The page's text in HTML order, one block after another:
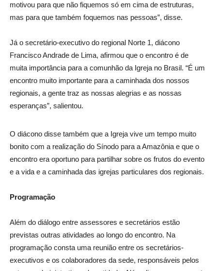
motivou para que não fiquemos só em cima de estruturas,
mas para que também foquemos nas pessoas”, disse.
Já o secretário-executivo do regional Norte 1, diácono
Francisco Andrade de Lima, afirmou que o encontro é de
muita importância para a comunhão da Igreja no Brasil. “É um
encontro muito importante para a caminhada dos nossos
regionais, a gente traz as nossas alegrias e as nossas
esperanças”, salientou.
O diácono disse também que a Igreja vive um tempo muito
bonito com a realização do Sínodo para a Amazônia e que o
encontro era oportuno para partilhar sobre os frutos do evento
e a vida e a caminhada das igrejas particulares dos regionais.
Programação
Além do diálogo entre assessores e secretários estão
previstas outras atividades ao longo do encontro. Na
programação consta uma reunião entre os secretários-
executivos e os colaboradores da sede, responsáveis pelos